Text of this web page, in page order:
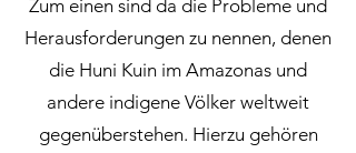
Zum einen sind da die Probleme und
Herausforderungen zu nennen, denen
die Huni Kuin im Amazonas und
andere indigene Völker weltweit
gegenüberstehen. Hierzu gehören